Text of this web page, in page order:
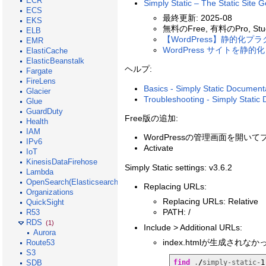
Simply Static – The Static Site
最終更新: 2025-08
無料のFree, 有料のPro,
【WordPress】静的化プ
WordPress サイトを静的
ヘルプ:
Basics - Simply Static
Troubleshooting - Simply Static
Free版の追加:
WordPressの管理画面を開いて
Activate
Simply Static settings: v3.6.2
Replacing URLs:
Replacing URLs: Relative
PATH: /
Include > Additional URLs:
index.htmlが生成されなか
find . /simply-static- 1
ECS
EKS
ELB
EMR
ElastiCache
ElasticBeanstalk
Fargate
FireLens
Glacier
Glue
GuardDuty
Health
IAM
IPv6
IoT
KinesisDataFirehose
Lambda
OpenSearch(Elasticsearch)
Organizations
QuickSight
R53
RDS (1)
Aurora
Route53
S3
SDB